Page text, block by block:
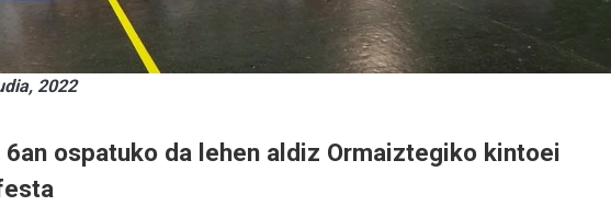
2022
ospatuko da lehen aldiz Ormaiztegiko kintoei